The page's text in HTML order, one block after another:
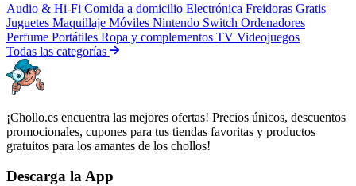
Audio & Hi-Fi Comida a domicilio Electrónica Freidoras Gratis
Juguetes Maquillaje Móviles Nintendo Switch Ordenadores
Perfume Portátiles Ropa y complementos TV Videojuegos
Todas las categorías
¡Chollo.es encuentra las mejores ofertas! Precios únicos, descuentos
promocionales, cupones para tus tiendas favoritas y productos
gratuitos para los amantes de los chollos!
Descarga la App